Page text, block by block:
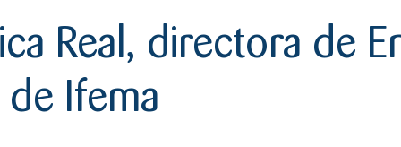
Real, directora de
Ifema